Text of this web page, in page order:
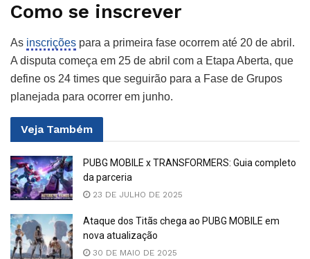
Como se inscrever
As inscrições para a primeira fase ocorrem até 20 de abril.
A disputa começa em 25 de abril com a Etapa Aberta, que
define os 24 times que seguirão para a Fase de Grupos
planejada para ocorrer em junho.
Veja Também
PUBG MOBILE x TRANSFORMERS: Guia completo
da parceria
23 DE JULHO DE 2025
Ataque dos Titãs chega ao PUBG MOBILE em
nova atualização
30 DE MAIO DE 2025